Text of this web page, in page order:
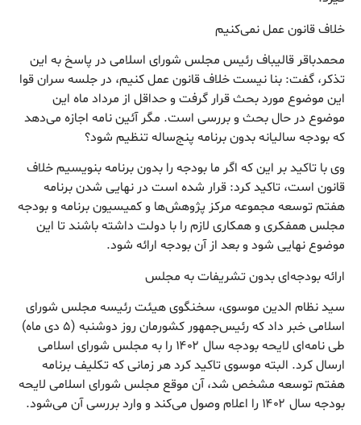
خلاف قانون عمل نمی‌کنیم
محمدباقر قالیباف رئیس مجلس شورای اسلامی در پاسخ به این
تذکر، گفت: بنا نیست خلاف قانون عمل کنیم، در جلسه سران قوا
این موضوع مورد بحث قرار گرفت و حداقل از مرداد ماه این
موضوع در حال بحث و بررسی است. مگر آئین نامه اجازه می‌دهد
که بودجه سالیانه بدون برنامه پنج‌ساله تنظیم شود؟
وی با تاکید بر این که اگر ما بودجه را بدون برنامه بنویسیم خلاف
قانون است، تاکید کرد: قرار شده است در نهایی شدن برنامه
هفتم توسعه مجموعه مرکز پژوهش‌ها و کمیسیون برنامه و بودجه
مجلس همفکری و همکاری لازم را با دولت داشته باشند تا این
موضوع نهایی شود و بعد از آن بودجه ارائه شود.
ارائه بودجه‌ای بدون تشریفات به مجلس
سید نظام الدین موسوی، سخنگوی هیئت رئیسه مجلس شورای
اسلامی خبر داد که رئیس‌جمهور کشورمان روز دوشنبه (۵ دی ماه)
طی نامه‌ای لایحه بودجه سال ۱۴۰۲ را به مجلس شورای اسلامی
ارسال کرد. البته موسوی تاکید کرد هر زمانی که تکلیف برنامه
هفتم توسعه مشخص شد، آن موقع مجلس شورای اسلامی لایحه
بودجه سال ۱۴۰۲ را اعلام وصول می‌کند و وارد بررسی آن می‌شود.